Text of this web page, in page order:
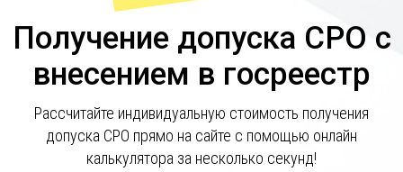
Получение допуска СРО с
внесением в госреестр
Рассчитайте индивидуальную стоимость получения
допуска СРО прямо на сайте с помощью онлайн
калькулятора за несколько секунд!